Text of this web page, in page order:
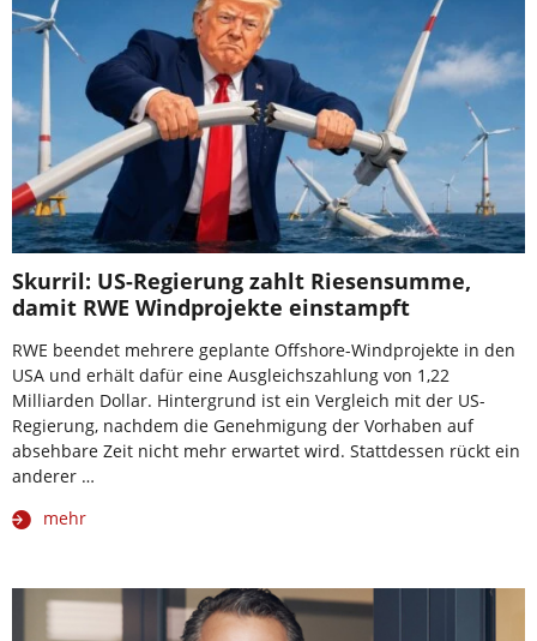
Skurril: US-Regierung zahlt Riesensumme,
damit RWE Windprojekte einstampft
RWE beendet mehrere geplante Offshore-Windprojekte in den
USA und erhält dafür eine Ausgleichszahlung von 1,22
Milliarden Dollar. Hintergrund ist ein Vergleich mit der US-
Regierung, nachdem die Genehmigung der Vorhaben auf
absehbare Zeit nicht mehr erwartet wird. Stattdessen rückt ein
anderer …
mehr